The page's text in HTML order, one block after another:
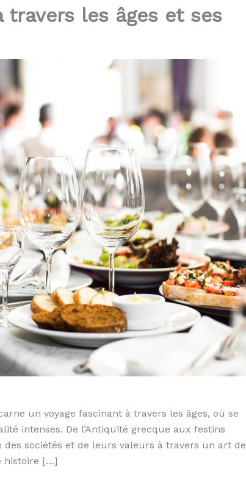
travers les âges et ses
un voyage fascinant à travers les âges, où se
intenses. De l’Antiquité grecque aux festins
des sociétés et de leurs valeurs à travers un art de
histoire […]